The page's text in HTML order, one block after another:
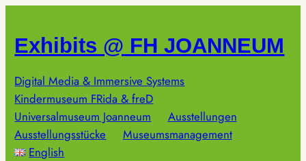
springen
Exhibits @ FH JOANNEUM
Digital Media & Immersive Systems
Kindermuseum FRida & freD
Universalmuseum Joanneum
Ausstellungen
Ausstellungsstücke
Museumsmanagement
English